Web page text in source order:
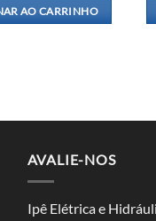
AO CARRINHO
AVALIE-NOS
Ipê Elétrica e